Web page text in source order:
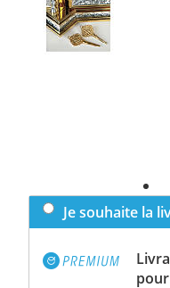
Je souhaite la